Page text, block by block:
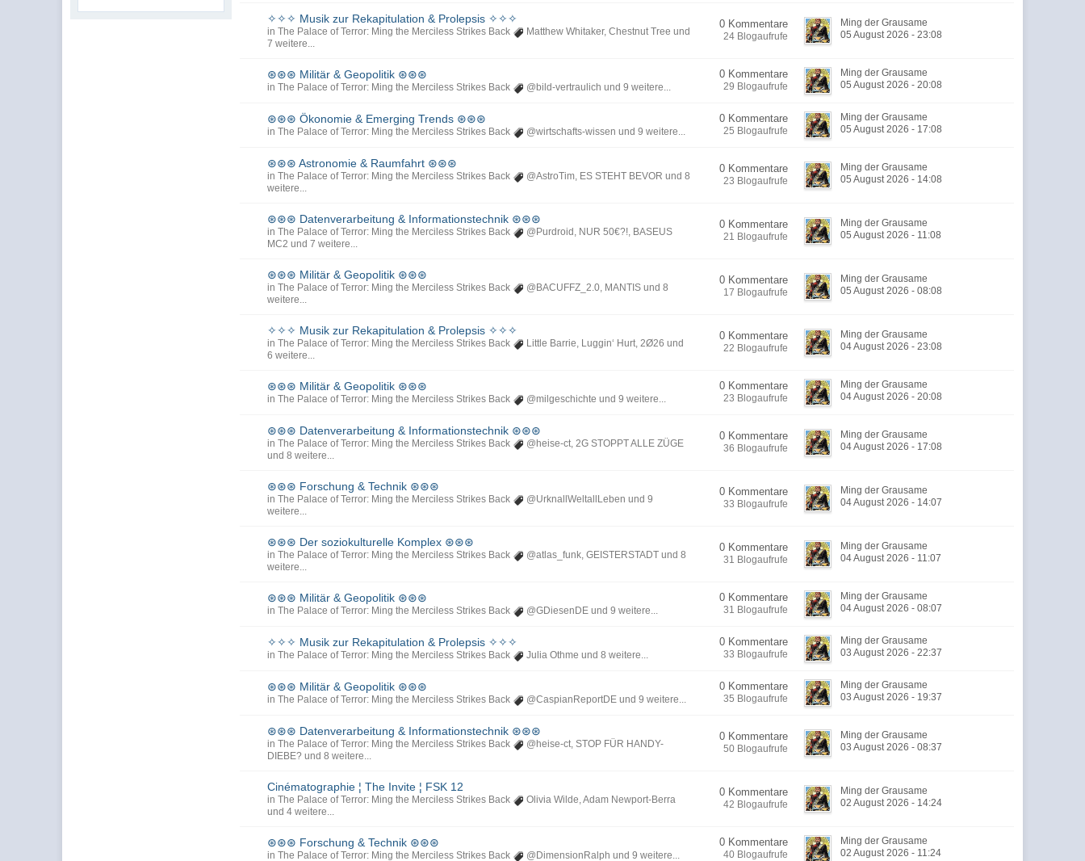
✧✧✧ Musik zur Rekapitulation & Prolepsis ✧✧✧
inThe Palace of Terror: Ming the Merciless Strikes Back Matthew Whitaker,Chestnut Tree und
7 weitere...
0 Kommentare
24 Blogaufrufe
Ming der Grausame
05 August 2026 - 23:08
⊛⊛⊛ Militär & Geopolitik ⊛⊛⊛
inThe Palace of Terror: Ming the Merciless Strikes Back @bild-vertraulich und 9 weitere...
0 Kommentare
29 Blogaufrufe
Ming der Grausame
05 August 2026 - 20:08
⊛⊛⊛ Ökonomie & Emerging Trends ⊛⊛⊛
inThe Palace of Terror: Ming the Merciless Strikes Back @wirtschafts-wissen und 9 weitere...
0 Kommentare
25 Blogaufrufe
Ming der Grausame
05 August 2026 - 17:08
⊛⊛⊛ Astronomie & Raumfahrt ⊛⊛⊛
inThe Palace of Terror: Ming the Merciless Strikes Back @AstroTim, ES STEHT BEVOR und 8
weitere...
0 Kommentare
23 Blogaufrufe
Ming der Grausame
05 August 2026 - 14:08
⊛⊛⊛ Datenverarbeitung & Informationstechnik ⊛⊛⊛
inThe Palace of Terror: Ming the Merciless Strikes Back @Purdroid , NUR 50€?!, BASEUS
MC2 und 7 weitere...
0 Kommentare
21 Blogaufrufe
Ming der Grausame
05 August 2026 - 11:08
⊛⊛⊛ Militär & Geopolitik ⊛⊛⊛
inThe Palace of Terror: Ming the Merciless Strikes Back @BACUFFZ_2.0, MANTIS und 8
weitere...
0 Kommentare
17 Blogaufrufe
Ming der Grausame
05 August 2026 - 08:08
✧✧✧ Musik zur Rekapitulation & Prolepsis ✧✧✧
inThe Palace of Terror: Ming the Merciless Strikes Back Little Barrie, Luggin‘ Hurt,2Ø26 und
6 weitere...
0 Kommentare
22 Blogaufrufe
Ming der Grausame
04 August 2026 - 23:08
⊛⊛⊛ Militär & Geopolitik ⊛⊛⊛
inThe Palace of Terror: Ming the Merciless Strikes Back @milgeschichte und 9 weitere...
0 Kommentare
23 Blogaufrufe
Ming der Grausame
04 August 2026 - 20:08
⊛⊛⊛ Datenverarbeitung & Informationstechnik ⊛⊛⊛
inThe Palace of Terror: Ming the Merciless Strikes Back @heise-ct,2G STOPPT ALLE ZÜGE
und 8 weitere...
0 Kommentare
36 Blogaufrufe
Ming der Grausame
04 August 2026 - 17:08
⊛⊛⊛ Forschung & Technik ⊛⊛⊛
inThe Palace of Terror: Ming the Merciless Strikes Back @UrknallWeltallLeben und 9
weitere...
0 Kommentare
33 Blogaufrufe
Ming der Grausame
04 August 2026 - 14:07
⊛⊛⊛ Der soziokulturelle Komplex ⊛⊛⊛
inThe Palace of Terror: Ming the Merciless Strikes Back @atlas_funk,GEISTERSTADT und 8
weitere...
0 Kommentare
31 Blogaufrufe
Ming der Grausame
04 August 2026 - 11:07
⊛⊛⊛ Militär & Geopolitik ⊛⊛⊛
inThe Palace of Terror: Ming the Merciless Strikes Back @GDiesenDE und 9 weitere...
0 Kommentare
31 Blogaufrufe
Ming der Grausame
04 August 2026 - 08:07
✧✧✧ Musik zur Rekapitulation & Prolepsis ✧✧✧
inThe Palace of Terror: Ming the Merciless Strikes Back Julia Othme und 8 weitere...
0 Kommentare
33 Blogaufrufe
Ming der Grausame
03 August 2026 - 22:37
⊛⊛⊛ Militär & Geopolitik ⊛⊛⊛
inThe Palace of Terror: Ming the Merciless Strikes Back @CaspianReportDE und 9 weitere...
0 Kommentare
35 Blogaufrufe
Ming der Grausame
03 August 2026 - 19:37
⊛⊛⊛ Datenverarbeitung & Informationstechnik ⊛⊛⊛
inThe Palace of Terror: Ming the Merciless Strikes Back @heise-ct,STOP FÜR HANDY-
DIEBE? und 8 weitere...
0 Kommentare
50 Blogaufrufe
Ming der Grausame
03 August 2026 - 08:37
Cinématographie ¦ The Invite ¦ FSK 12
inThe Palace of Terror: Ming the Merciless Strikes Back Olivia Wilde,Adam Newport-Berra
und 4 weitere...
0 Kommentare
42 Blogaufrufe
Ming der Grausame
02 August 2026 - 14:24
⊛⊛⊛ Forschung & Technik ⊛⊛⊛
inThe Palace of Terror: Ming the Merciless Strikes Back @DimensionRalph und 9 weitere...
0 Kommentare
40 Blogaufrufe
Ming der Grausame
02 August 2026 - 11:24